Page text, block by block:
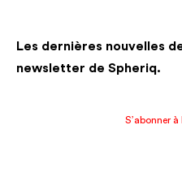
Les dernières nouvelles
newsletter de Spheriq.
S’abonner